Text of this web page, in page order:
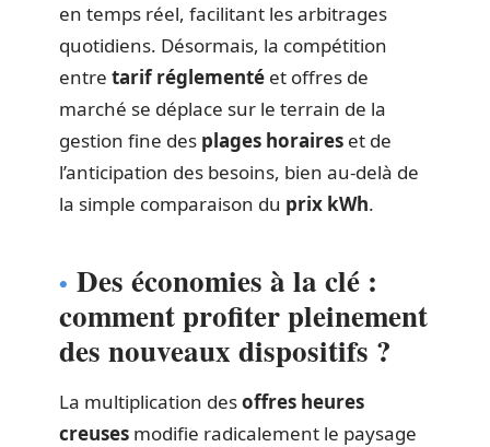
en temps réel, facilitant les arbitrages
quotidiens. Désormais, la compétition
entre tarif réglementé et offres de
marché se déplace sur le terrain de la
gestion fine des plages horaires et de
l’anticipation des besoins, bien au-delà de
la simple comparaison du prix kWh.
Des économies à la clé :
comment profiter pleinement
des nouveaux dispositifs ?
La multiplication desoffres heures
creuses modifie radicalement le paysage